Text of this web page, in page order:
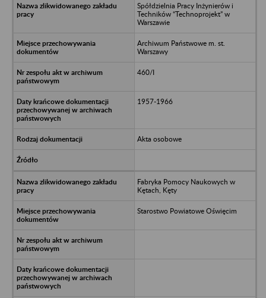
Spółdzielnia Pracy Inżynierów i
Techników “Technoprojekt” w
Warszawie
Archiwum Państwowe m. st.
Warszawy
460/I
1957-1966
Akta osobowe
Fabryka Pomocy Naukowych w
Kętach, Kęty
Starostwo Powiatowe Oświęcim